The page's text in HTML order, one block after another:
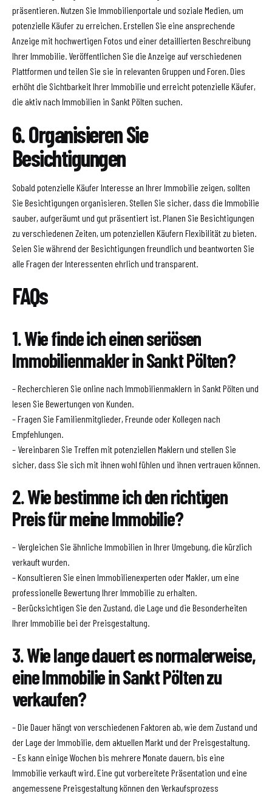
präsentieren. Nutzen Sie Immobilienportale und soziale Medien, um
potenzielle Käufer zu erreichen. Erstellen Sie eine ansprechende
Anzeige mit hochwertigen Fotos und einer detaillierten Beschreibung
Ihrer Immobilie. Veröffentlichen Sie die Anzeige auf verschiedenen
Plattformen und teilen Sie sie in relevanten Gruppen und Foren. Dies
erhöht die Sichtbarkeit Ihrer Immobilie und erreicht potenzielle Käufer,
die aktiv nach Immobilien in Sankt Pölten suchen.
6. Organisieren Sie
Besichtigungen
Sobald potenzielle Käufer Interesse an Ihrer Immobilie zeigen, sollten
Sie Besichtigungen organisieren. Stellen Sie sicher, dass die Immobilie
sauber, aufgeräumt und gut präsentiert ist. Planen Sie Besichtigungen
zu verschiedenen Zeiten, um potenziellen Käufern Flexibilität zu bieten.
Seien Sie während der Besichtigungen freundlich und beantworten Sie
alle Fragen der Interessenten ehrlich und transparent.
FAQs
1. Wie finde ich einen seriösen
Immobilienmakler in Sankt Pölten?
– Recherchieren Sie online nach Immobilienmaklern in Sankt Pölten und
lesen Sie Bewertungen von Kunden.
– Fragen Sie Familienmitglieder, Freunde oder Kollegen nach
Empfehlungen.
– Vereinbaren Sie Treffen mit potenziellen Maklern und stellen Sie
sicher, dass Sie sich mit ihnen wohl fühlen und ihnen vertrauen können.
2. Wie bestimme ich den richtigen
Preis für meine Immobilie?
– Vergleichen Sie ähnliche Immobilien in Ihrer Umgebung, die kürzlich
verkauft wurden.
– Konsultieren Sie einen Immobilienexperten oder Makler, um eine
professionelle Bewertung Ihrer Immobilie zu erhalten.
– Berücksichtigen Sie den Zustand, die Lage und die Besonderheiten
Ihrer Immobilie bei der Preisgestaltung.
3. Wie lange dauert es normalerweise,
eine Immobilie in Sankt Pölten zu
verkaufen?
– Die Dauer hängt von verschiedenen Faktoren ab, wie dem Zustand und
der Lage der Immobilie, dem aktuellen Markt und der Preisgestaltung.
– Es kann einige Wochen bis mehrere Monate dauern, bis eine
Immobilie verkauft wird. Eine gut vorbereitete Präsentation und eine
angemessene Preisgestaltung können den Verkaufsprozess